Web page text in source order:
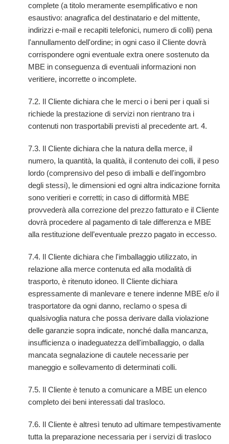
complete (a titolo meramente esemplificativo e non
esaustivo: anagrafica del destinatario e del mittente,
indirizzi e-mail e recapiti telefonici, numero di colli) pena
l'annullamento dell'ordine; in ogni caso il Cliente dovrà
corrispondere ogni eventuale extra onere sostenuto da
MBE in conseguenza di eventuali informazioni non
veritiere, incorrette o incomplete.
7.2. Il Cliente dichiara che le merci o i beni per i quali si
richiede la prestazione di servizi non rientrano tra i
contenuti non trasportabili previsti al precedente art. 4.
7.3. Il Cliente dichiara che la natura della merce, il
numero, la quantità, la qualità, il contenuto dei colli, il peso
lordo (comprensivo del peso di imballi e dell'ingombro
degli stessi), le dimensioni ed ogni altra indicazione fornita
sono veritieri e corretti; in caso di difformità MBE
provvederà alla correzione del prezzo fatturato e il Cliente
dovrà procedere al pagamento di tale differenza e MBE
alla restituzione dell’eventuale prezzo pagato in eccesso.
7.4. Il Cliente dichiara che l'imballaggio utilizzato, in
relazione alla merce contenuta ed alla modalità di
trasporto, è ritenuto idoneo. Il Cliente dichiara
espressamente di manlevare e tenere indenne MBE e/o il
trasportatore da ogni danno, reclamo o spesa di
qualsivoglia natura che possa derivare dalla violazione
delle garanzie sopra indicate, nonché dalla mancanza,
insufficienza o inadeguatezza dell'imballaggio, o dalla
mancata segnalazione di cautele necessarie per
maneggio e sollevamento di determinati colli.
7.5. Il Cliente è tenuto a comunicare a MBE un elenco
completo dei beni interessati dal trasloco.
7.6. Il Cliente è altresì tenuto ad ultimare tempestivamente
tutta la preparazione necessaria per i servizi di trasloco